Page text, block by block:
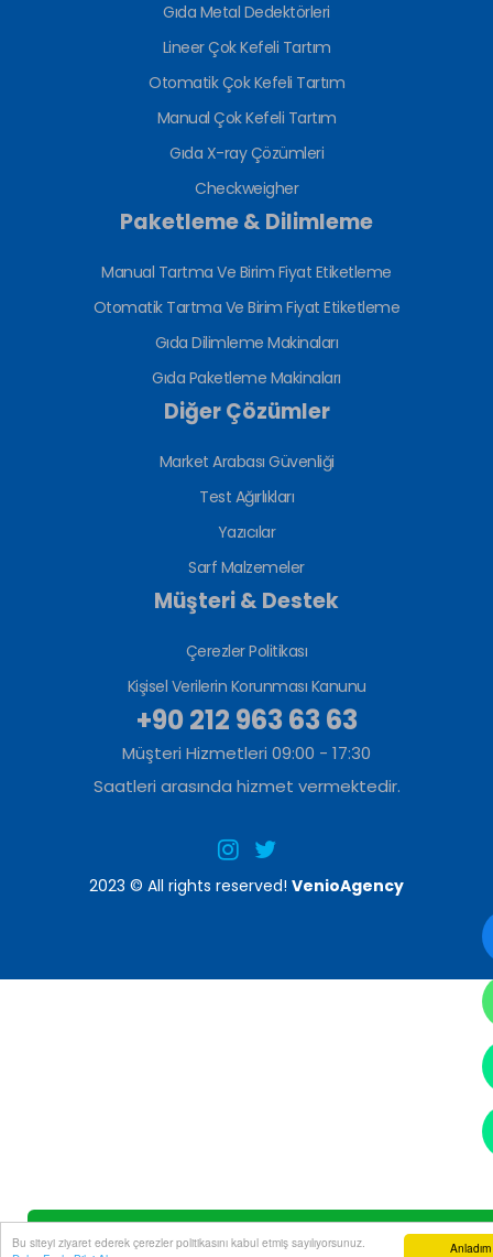
Anladım
Bu siteyi ziyaret ederek çerezler politikasını kabul etmiş sayılıyorsunuz.
Gıda Metal Dedektörleri
Lineer Çok Kefeli Tartım
Otomatik Çok Kefeli Tartım
Manual Çok Kefeli Tartım
Gıda X-ray Çözümleri
Checkweigher
Paketleme & Dilimleme
Manual Tartma Ve Birim Fiyat Etiketleme
Otomatik Tartma Ve Birim Fiyat Etiketleme
Gıda Dilimleme Makinaları
Gıda Paketleme Makinaları
Diğer Çözümler
Market Arabası Güvenliği
Test Ağırlıkları
Yazıcılar
Sarf Malzemeler
Müşteri & Destek
Çerezler Politikası
Kişisel Verilerin Korunması Kanunu
+90 212 963 63 63
Müşteri Hizmetleri 09:00 - 17:30
Saatleri arasında hizmet vermektedir.
2023 © All rights reserved! VenioAgency
HEMEN ARA